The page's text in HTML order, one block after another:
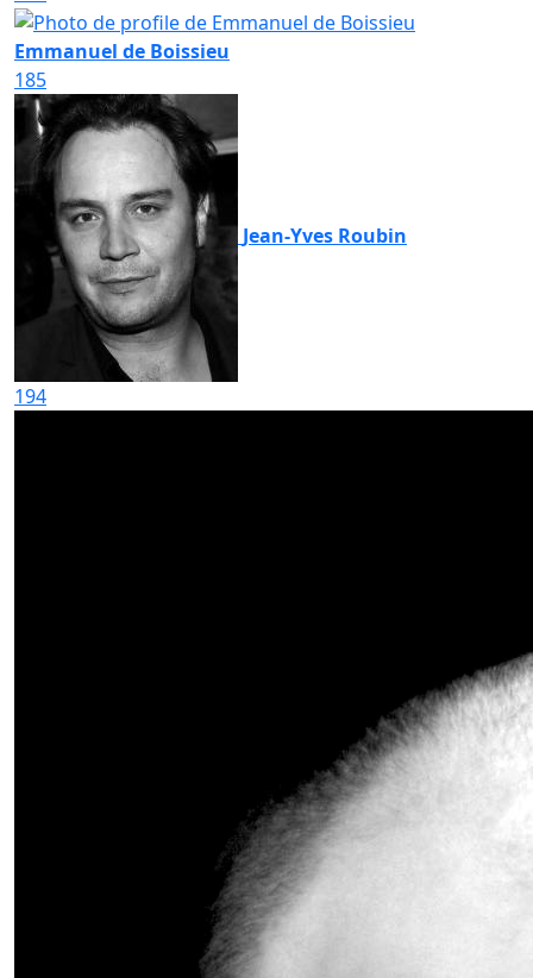
Emmanuel de Boissieu
185
Jean-Yves Roubin
194